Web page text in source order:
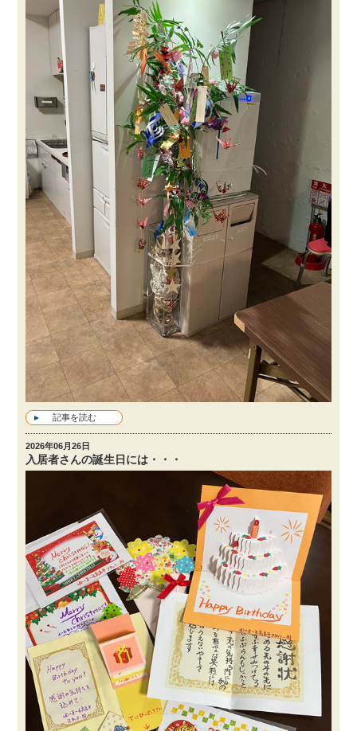
記事を読む
2026年06月26日
入居者さんの誕生日には・・・